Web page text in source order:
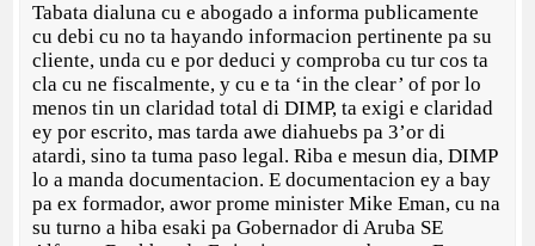
Tabata dialuna cu e abogado a informa publicamente
cu debi cu no ta hayando informacion pertinente pa su
cliente, unda cu e por deduci y comproba cu tur cos ta
cla cu ne fiscalmente, y cu e ta ‘in the clear’ of por lo
menos tin un claridad total di DIMP, ta exigi e claridad
ey por escrito, mas tarda awe diahuebs pa 3’or di
atardi, sino ta tuma paso legal. Riba e mesun dia, DIMP
lo a manda documentacion. E documentacion ey a bay
pa ex formador, awor prome minister Mike Eman, cu na
su turno a hiba esaki pa Gobernador di Aruba SE